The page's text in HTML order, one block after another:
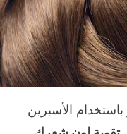
باستخدام الأسبرين